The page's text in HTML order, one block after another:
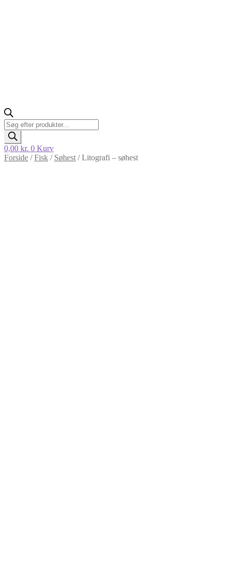
Products
search
0,00 kr. 0 Kurv
Forside /Fisk / Søhest /Litografi – søhest